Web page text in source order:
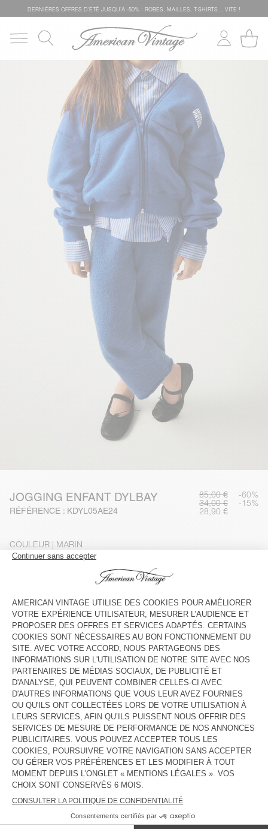
DERNIÈRES OFFRES D'ÉTÊ JUSQU'À -50% : ROBES, MAILLES, T-SHIRTS... VITE !
JOGGING ENFANT DYLBAY
RÉFÉRENCE : KDYL05AE24
85,00 € -60%
34,00 € -15%
28,90 €
COULEUR | MARIN
3 5 7 9 11 13
GUIDE DES TAILLES
Livraison estiméeentre le mardi 11 août et le jeudi 13 août
AJOUTER AU PANIER
DESCRIPTION
TAILLE ET COUPE
COMPOSITION
ENTRETIEN
TRAÇABILITÉ
LIVRAISON ET RETOURS